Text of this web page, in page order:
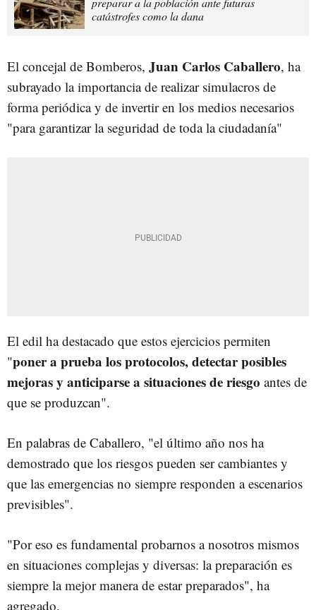
catástrofes como la dana
El concejal de Bomberos, Juan Carlos Caballero, ha
subrayado la importancia de realizar simulacros de
forma periódica y de invertir en los medios necesarios
"para garantizar la seguridad de toda la ciudadanía"
El edil ha destacado que estos ejercicios permiten
"poner a prueba los protocolos, detectar posibles
mejoras y anticiparse a situaciones de riesgo antes de
que se produzcan".
En palabras de Caballero, "el último año nos ha
demostrado que los riesgos pueden ser cambiantes y
que las emergencias no siempre responden a escenarios
previsibles".
"Por eso es fundamental probarnos a nosotros mismos
en situaciones complejas y diversas: la preparación es
siempre la mejor manera de estar preparados", ha
agregado.